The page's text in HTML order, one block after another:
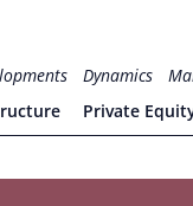
Dynamics
Private